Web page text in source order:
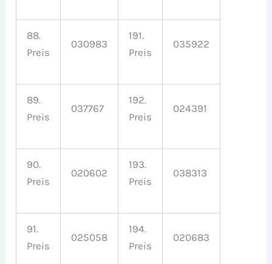
88.
Preis
030983
191.
Preis
035922
89.
Preis
037767
192.
Preis
024391
90.
Preis
020602
193.
Preis
038313
91.
Preis
025058
194.
Preis
020683